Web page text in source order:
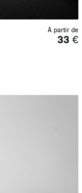
À partir de
33€